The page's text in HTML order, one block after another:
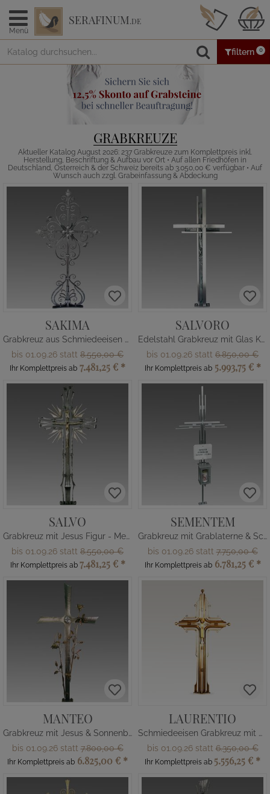
Menü
SERAFINUM.DE
filtern 0
GRABKREUZE
Aktueller Katalog August 2026: 237 Grabkreuze zum Komplettpreis inkl.
Herstellung, Beschriftung & Aufbau vor Ort • Auf allen Friedhöfen in
Deutschland, Österreich & der Schweiz bereits ab 3.050,00 € verfügbar • Auf
Wunsch auch zzgl. Grabeinfassung & Abdeckung
SAKIMA
Grabkreuz aus Schmiedeeisen mit Blüte
bis 01.09.26 statt 8.550,00 €
Ihr Komplettpreis ab 7.481,25 € *
SALVORO
Edelstahl Grabkreuz mit Glas Kreuz
bis 01.09.26 statt 6.850,00 €
Ihr Komplettpreis ab 5.993,75 € *
SALVO
Grabkreuz mit Jesus Figur - Metall
bis 01.09.26 statt 8.550,00 €
Ihr Komplettpreis ab 7.481,25 € *
SEMENTEM
Grabkreuz mit Grablaterne & Schrifttafel
bis 01.09.26 statt7.750,00 €
Ihr Komplettpreis ab 6.781,25 € *
MANTEO
Grabkreuz mit Jesus & Sonnenblume
bis 01.09.26 statt7.800,00 €
Ihr Komplettpreis ab 6.825,00 € *
LAURENTIO
Schmiedeeisen Grabkreuz mit Heiligenfigur
bis 01.09.26 statt6.350,00 €
Ihr Komplettpreis ab 5.556,25 € *